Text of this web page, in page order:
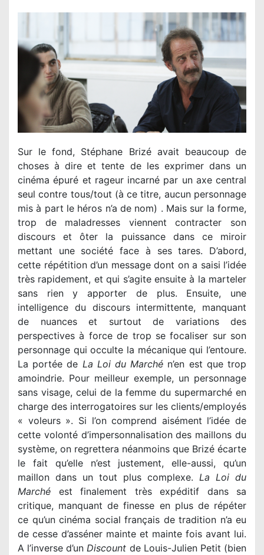
Sur le fond, Stéphane Brizé avait beaucoup de
choses à dire et tente de les exprimer dans un
cinéma épuré et rageur incarné par un axe central
seul contre tous/tout (à ce titre, aucun personnage
mis à part le héros n’a de nom) . Mais sur la forme,
trop de maladresses viennent contracter son
discours et ôter la puissance dans ce miroir
mettant une société face à ses tares. D’abord,
cette répétition d’un message dont on a saisi l’idée
très rapidement, et qui s’agite ensuite à la marteler
sans rien y apporter de plus. Ensuite, une
intelligence du discours intermittente, manquant
de nuances et surtout de variations des
perspectives à force de trop se focaliser sur son
personnage qui occulte la mécanique qui l’entoure.
La portée de La Loi du Marché n’en est que trop
amoindrie. Pour meilleur exemple, un personnage
sans visage, celui de la femme du supermarché en
charge des interrogatoires sur les clients/employés
« voleurs ». Si l’on comprend aisément l’idée de
cette volonté d’impersonnalisation des maillons du
système, on regrettera néanmoins que Brizé écarte
le fait qu’elle n’est justement, elle-aussi, qu’un
maillon dans un tout plus complexe. La Loi du
Marché est finalement très expéditif dans sa
critique, manquant de finesse en plus de répéter
ce qu’un cinéma social français de tradition n’a eu
de cesse d’asséner mainte et mainte fois avant lui.
A l’inverse d’unDiscount de Louis-Julien Petit (bien